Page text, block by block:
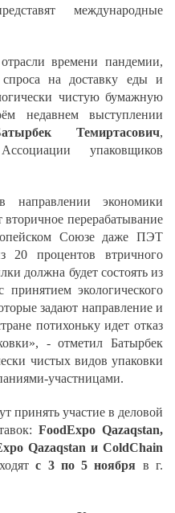
международные
времени пандемии,
на доставку еды и
чистую бумажную
недавнем выступлении
Темиртасович,
упаковщиков
направлении экономики
вторичное перерабатывание
Союзе даже ПЭТ
20 процентов втричного
должна будет состоять из
экологического
задают направление и
потихоньку идет отказ
- отметил Батырбек
чистых видов упаковки
участницами.
принять участие в деловой
FoodExpo Qazaqstan,
Qazaqstan и ColdChain
с 3 по 5 ноября в г.